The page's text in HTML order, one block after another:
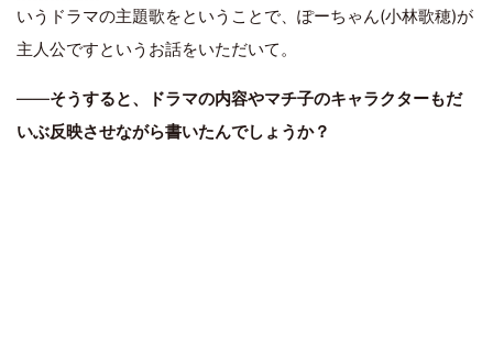
いうドラマの主題歌をということで、ぽーちゃん(小林歌穂)が
主人公ですというお話をいただいて。
――そうすると、ドラマの内容やマチ子のキャラクターもだ
いぶ反映させながら書いたんでしょうか？